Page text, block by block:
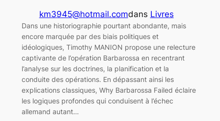
km3945@hotmail.comdans Livres
Dans une historiographie pourtant abondante, mais
encore marquée par des biais politiques et
idéologiques, Timothy MANION propose une relecture
captivante de l’opération Barbarossa en recentrant
l’analyse sur les doctrines, la planification et la
conduite des opérations. En dépassant ainsi les
explications classiques, Why Barbarossa Failed éclaire
les logiques profondes qui conduisent à l’échec
allemand autant…